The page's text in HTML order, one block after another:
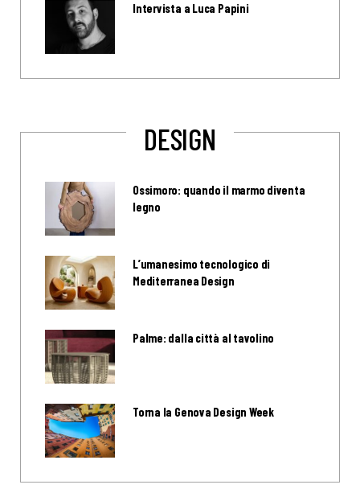
Intervista a Luca Papini
DESIGN
Ossimoro: quando il marmo diventa
legno
L’umanesimo tecnologico di
Mediterranea Design
Palme: dalla città al tavolino
Torna la Genova Design Week